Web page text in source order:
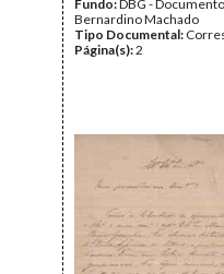
Fundo:DBG -
Bernardino Machado
Tipo Documental:
Página(s):2